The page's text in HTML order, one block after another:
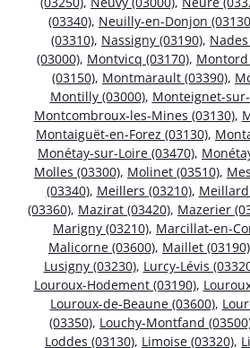
(03340), Neuilly-en-Donjon
(03310), Nassigny (03190),
(03000), Montvicq (03170), Montord
(03150), Montmarault (03390),
Montilly (03000), Monteignet-sur-
Montcombroux-les-Mines (03130),
Montaiguët-en-Forez (03130),
Monétay-sur-Loire (03470),
Molles (03300), Molinet (03510),
(03340), Meillers (03210), Meillard
(03360), Mazirat (03420), Mazerier
Marigny (03210), Marcillat-en-
Malicorne (03600), Maillet (03190)
Lusigny (03230), Lurcy-Lévis
Louroux-Hodement (03190),
Louroux-de-Beaune (03600),
(03350), Louchy-Montfand
Loddes (03130), Limoise (03320),